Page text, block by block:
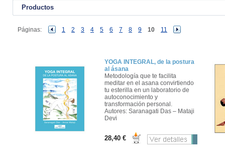
Productos
Páginas: 1 2 3 4 5 6 7 8 9 10 11
YOGA INTEGRAL, de la postura
al ásana
Metodología que te facilita
meditar en el asana convirtiendo
tu esterilla en un laboratorio de
autoconocimiento y
transformación personal.
Autores: Saranagati Das – Mataji
Devi
28,40 €